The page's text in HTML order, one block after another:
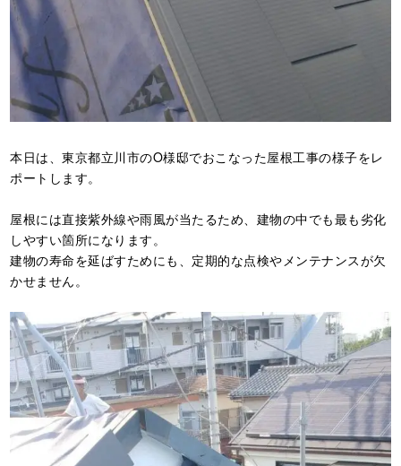
本日は、東京都立川市のO様邸でおこなった屋根工事の様子をレ
ポートします。
屋根には直接紫外線や雨風が当たるため、建物の中でも最も劣化
しやすい箇所になります。
建物の寿命を延ばすためにも、定期的な点検やメンテナンスが欠
かせません。